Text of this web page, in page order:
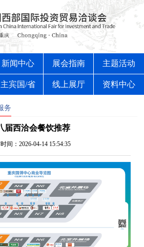
新闻中心 展会指南 主题活动
主宾国/省 线上展厅 资料中心
务
届西洽会餐饮推荐
间：2026-04-14 15:54:35